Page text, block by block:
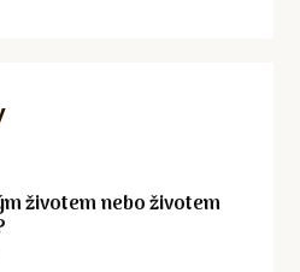
životem nebo životem